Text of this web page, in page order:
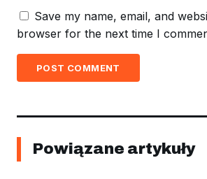
Save my name, email, and
browser for the next time I
POST COMMENT
Powiązane artykuły